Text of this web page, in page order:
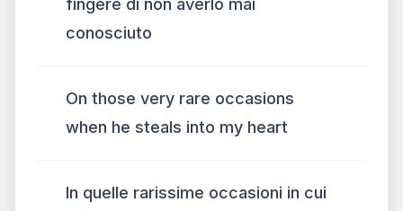
fingere di non averlo mai
conosciuto
On those very rare occasions
when he steals into my heart
In quelle rarissime occasioni in cui